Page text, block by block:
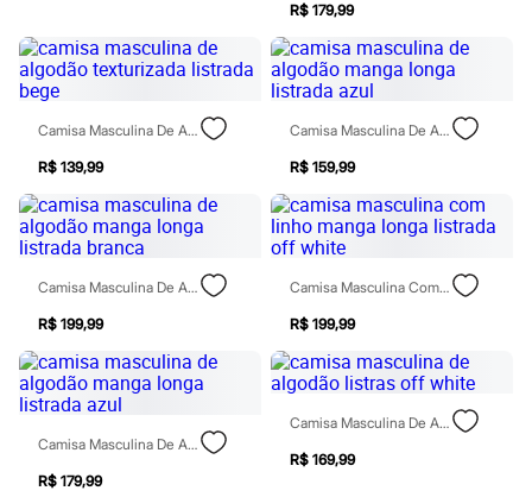
Cintos
Carteiras
Óculos
Relógios
Botas
Chinelos
Sapatos
Sandálias e Papetes
Tênis
Moda esportiva
Bermudas
Camisetas
Calças
Calçados
Regatas
Moda íntima
Cuecas
Meias
Moda praia
R$ 179,99
Camisa Masculina De Algodão Texturizada Listrada Bege
R$ 139,99
Camisa Masculina De Algodão Manga Longa Listrada Azul
R$ 159,99
Camisa Masculina De Algodão Manga Longa Listrada Branca
R$ 199,99
Camisa Masculina Com Linho Manga Longa Listrada Off White
R$ 199,99
Camisa Masculina De Algodão Manga Longa Listrada Azul
R$ 179,99
Camisa Masculina De Algodão Listras Off White
R$ 169,99